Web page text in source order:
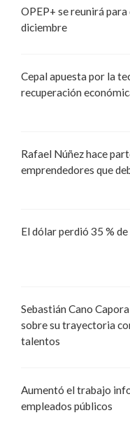
OPEP+ se reunirá
diciembre
Cepal apuesta por la
recuperación
Rafael Núñez hace
emprendedores que
El dólar perdió 35 %
Sebastián Cano
sobre su trayectoria
talentos
Aumentó el trabajo
empleados públicos